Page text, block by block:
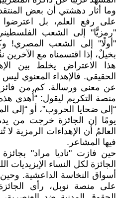
وما أثار دهشتي أن بعض
على رفع العلم، بل اعترضوا
"رمزيًّا" إلى الشعب
"أولًا" إلى الشعب المصري!
بخيلٌ، إذا اقتسمناه مع الآخرين
هذا الاعتراض يخلط بين
الحقيقي. فالإهداء المعنوي ليس
عن معنى ورسالة. كم من
منصة التكريم ليقول: “أُهدي
“إلى ضحايا الحروب”، أو “إلى
يومًا إن الجائزة خرجت من
العالمُ أن الإهداءات الرمزية لا
فيها المشاعر.
حين فازت "ناديا مراد"
الجائزة لكل النساء الإيزيديات
أسواق النخاسة الداعشية.
على منصة نوبل، رأى